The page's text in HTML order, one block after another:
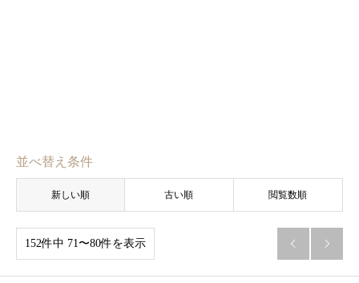
並べ替え条件
新しい順 古い順 閲覧数順
152件中 71〜80件を表示  